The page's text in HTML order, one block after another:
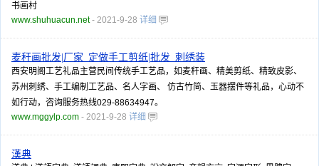
书画村
www.shuhuacun.net- 2021-9-28 详细
麦秆画批发|厂家_定做手工剪纸|批发_刺绣装
西安明阁工艺礼品主营民间传统手工艺品，如麦秆画、精美剪纸、精致皮影、
苏州刺绣、手工编制工艺品、名人字画、 仿古竹简、玉器摆件等礼品，心动不
如行动，咨询服务热线029-88634947。
www.mggylp.com - 2021-9-28 详细
漢典